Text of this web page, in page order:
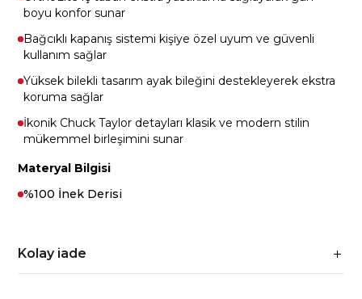
boyu konfor sunar
Bağcıklı kapanış sistemi kişiye özel uyum ve güvenli
kullanım sağlar
Yüksek bilekli tasarım ayak bileğini destekleyerek ekstra
koruma sağlar
İkonik Chuck Taylor detayları klasik ve modern stilin
mükemmel birleşimini sunar
Materyal Bilgisi
%100 İnek Derisi
Kolay iade